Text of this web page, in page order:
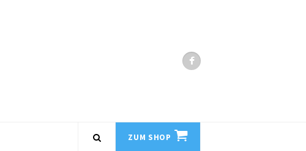
ZUM SHOP